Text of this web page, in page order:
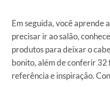
Em seguida, você aprende
precisar ir ao salão,
produtos para deixar o
bonito, além de conferir 32
referência e inspiração.